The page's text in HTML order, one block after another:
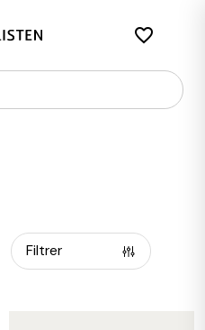
favorite_border
Filtrer